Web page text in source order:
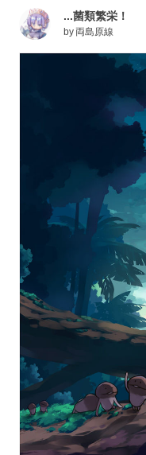
...菌類繁栄！
by 両島原線